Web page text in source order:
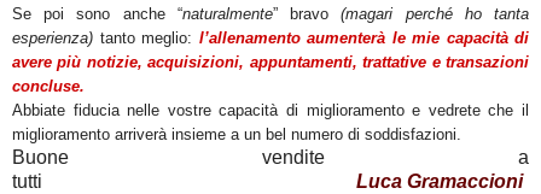
Se poi sono anche “naturalmente” bravo(magari perché ho tanta
esperienza) tanto meglio: l’allenamento aumenterà le mie capacità di
avere più notizie, acquisizioni, appuntamenti, trattative e transazioni
concluse.
Abbiate fiducia nelle vostre capacità di miglioramento e vedrete che il
miglioramento arriverà insieme a un bel numero di soddisfazioni.
Buone vendite a
tutti
Luca Gramaccioni